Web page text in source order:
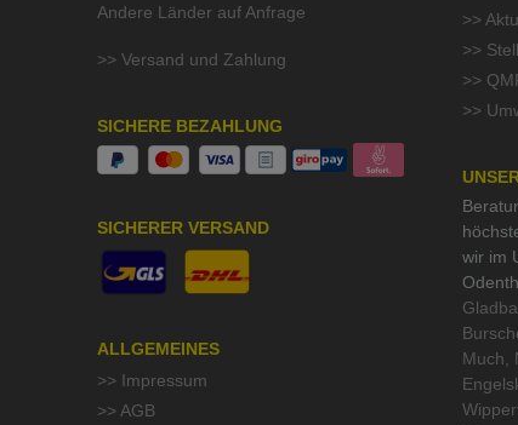
Andere Länder auf Anfrage
>> Versand und Zahlung
SICHERE BEZAHLUNG
SICHERER VERSAND
ALLGEMEINES
>> Impressum
>> AGB
>>
>>
>>
>>
wir im
Much,